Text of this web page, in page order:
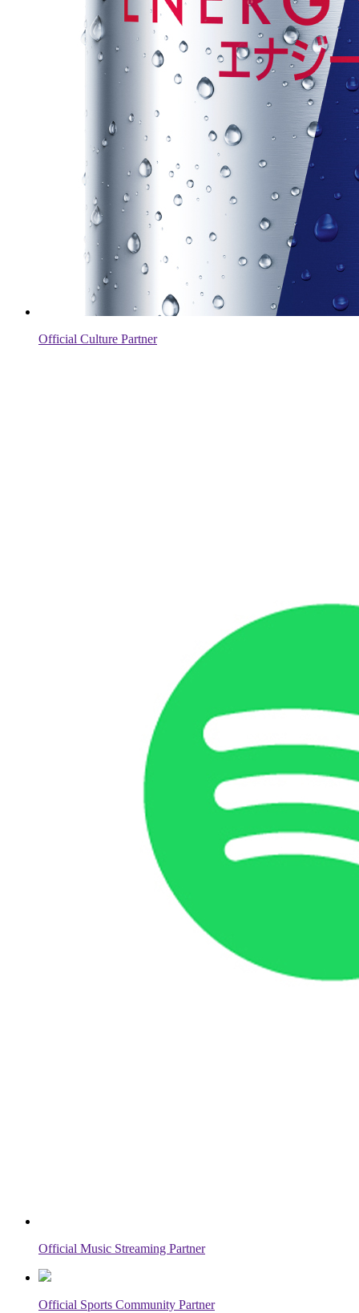
Official Culture Partner
Official Music Streaming Partner
Official Sports Community Partner